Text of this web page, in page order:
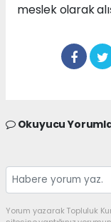
meslek olarak
Okuyucu
Yorum yazarak Topluluk